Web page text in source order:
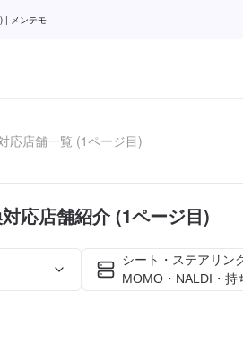
| メンテモ
応店舗一覧 (1ページ目)
応店舗紹介 (1ページ目)
シート・ステアリン
MOMO・NALDI・持